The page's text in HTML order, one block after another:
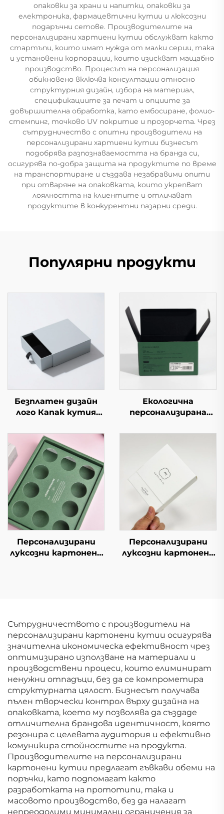
опаковки за храни и напитки, опаковки за
електроника, фармацевтични кутии и люксозни
подаръчни сетове. Производителите на
персонализирани хартиени кутии обслужват както
стартъпи, които имат нужда от малки серии, така
и установени корпорации, които изискват мащабно
производство. Процесът на персонализация
обикновено включва консултации относно
структурния дизайн, избора на материал,
спецификациите за печат и опциите за
довършителна обработка, като ембосиране, фолио-
стемпинг, точково UV покритие и прозорчета. Чрез
сътрудничество с опитни производители на
персонализирани хартиени кутии бизнесът
подобрява разпознаваемостта на бранда си,
осигурява по-добра защита на продуктите по време
на транспортиране и създава незабравими опити
при отваряне на опаковката, които укрепват
лоялността на клиентите и отличават
продуктите в конкурентни пазарни среди.
Популярни продукти
Безплатен дизайн
лого Капак кутия
опаковка
Висококачествена
крафт хартия
Пълно принтиране
Кутии за подаръци
Кутии за парфюми
за опаковане
Екологична
персонализирана
кутия от вълнест
картон Опаковъчна
дрехи, хартия,
картон, подходяща
за подаръци
Персонализирани
луксозни картонени
Персонализирани
луксозни картонени
Сътрудничеството с производители на
персонализирани картонени кутии осигурява
значителна икономическа ефективност чрез
оптимизирано използване на материали и
производствени процеси, които елиминират
ненужни отпадъци, без да се компрометира
структурната цялост. Бизнесът получава
пълен творчески контрол върху дизайна на
опаковката, което му позволява да създаде
отличителна брандова идентичност, която
резонира с целевата аудитория и ефективно
комуникира стойностите на продукта.
Производителите на персонализирани
картонени кутии предлагат гъвкави обеми на
поръчки, като подпомагат както
разработката на прототипи, така и
масовото производство, без да налагат
непреодолими минимални ограничения за